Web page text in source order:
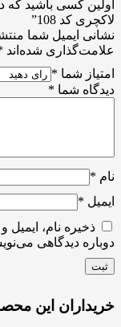
اولین کسی باشید
لاکچری کد 108”
نشانی ایمیل شما
علامت‌گذاری شده‌اند
امتیاز شما *
دیدگاه شما *
نام *
ایمیل *
ذخیره نام،
دوباره دیدگاهی
خریداران این